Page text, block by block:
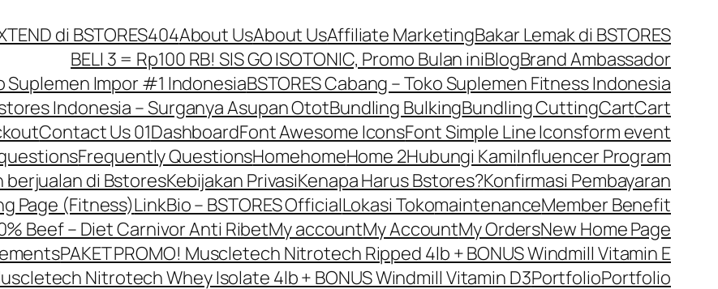
di BSTORES404About UsAbout UsAffiliate MarketingBakar Lemak di BSTORES
BELI 3 = Rp100 RB! SIS GO ISOTONIC, Promo Bulan iniBlogBrand Ambassador
Suplemen Impor #1 IndonesiaBSTORES Cabang – Toko Suplemen Fitness Indonesia
Indonesia – Surganya Asupan OtotBundling BulkingBundling CuttingCartCart
Contact Us 01DashboardFont Awesome IconsFont Simple Line Iconsform event
Frequently QuestionsHomehomeHome 2Hubungi KamiInfluencer Program
berjualan di BstoresKebijakan PrivasiKenapa Harus Bstores?Konfirmasi Pembayaran
Page (Fitness)LinkBio – BSTORES OfficialLokasi TokomaintenanceMember Benefit
Beef – Diet Carnivor Anti RibetMy accountMy AccountMy OrdersNew Home Page
PAKET PROMO! Muscletech Nitrotech Ripped 4lb + BONUS Windmill Vitamin E
Nitrotech Whey Isolate 4lb + BONUS Windmill Vitamin D3PortfolioPortfolio